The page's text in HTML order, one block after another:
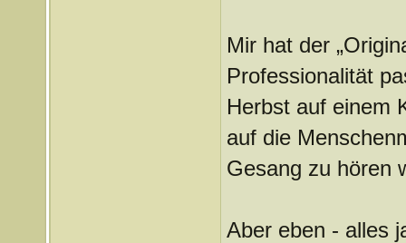
Mir hat der
Professionalität
Herbst auf einem
auf die
Gesang zu hören
Aber eben - alles